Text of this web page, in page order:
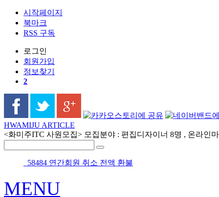
시작페이지
북마크
RSS 구독
로그인
회원 가입
정보찾기
2
HWAMIJU ARTICLE
<화미주ITC 사원모집> 모집분야 : 편집디자이너 8명 , 온라인
58484 연간회원 취소 전액 환불
MENU